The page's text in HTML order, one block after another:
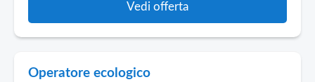
Vedi offerta
Operatore ecologico